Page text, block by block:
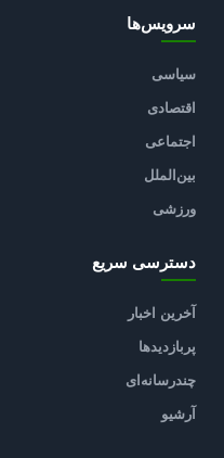
سرویس‌ها
سیاسی
اقتصادی
اجتماعی
بین‌الملل
ورزشی
دسترسی سریع
آخرین اخبار
پربازدیدها
چندرسانه‌ای
آرشیو